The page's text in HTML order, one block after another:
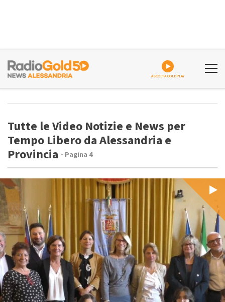
Tutte le Video Notizie e News per
Tempo Libero da Alessandria e
Provincia - Pagina 4